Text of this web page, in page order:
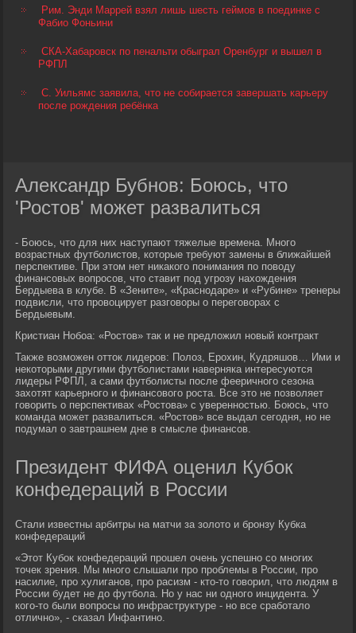
Рим. Энди Маррей взял лишь шесть геймов в поединке с
Фабио Фоньини
СКА-Хабаровск по пенальти обыграл Оренбург и вышел в
РФПЛ
С. Уильямс заявила, что не собирается завершать карьеру
после рождения ребёнка
Александр Бубнов: Боюсь, что
'Ростов' может развалиться
- Боюсь, что для них наступают тяжелые времена. Много
возрастных футболистов, которые требуют замены в ближайшей
перспективе. При этом нет никакого понимания по поводу
финансовых вопросов, что ставит под угрозу нахождения
Бердыева в клубе. В «Зените», «Краснодаре» и «Рубине» тренеры
подвисли, что провоцирует разговоры о переговорах с
Бердыевым.
Кристиан Нобоа: «Ростов» так и не предложил новый контракт
Также возможен отток лидеров: Полоз, Ерохин, Кудряшов… Ими и
некоторыми другими футболистами наверняка интересуются
лидеры РФПЛ, а сами футболисты после фееричного сезона
захотят карьерного и финансового роста. Все это не позволяет
говорить о перспективах «Ростова» с уверенностью. Боюсь, что
команда может развалиться. «Ростов» все выдал сегодня, но не
подумал о завтрашнем дне в смысле финансов.
Президент ФИФА оценил Кубок
конфедераций в России
Стали известны арбитры на матчи за золото и бронзу Кубка
конфедераций
«Этот Кубок конфедераций прошел очень успешно со многих
точек зрения. Мы много слышали про проблемы в России, про
насилие, про хулиганов, про расизм - кто-то говорил, что людям в
России будет не до футбола. Но у нас ни одного инцидента. У
кого-то были вопросы по инфраструктуре - но все сработало
отлично», - сказал Инфантино.